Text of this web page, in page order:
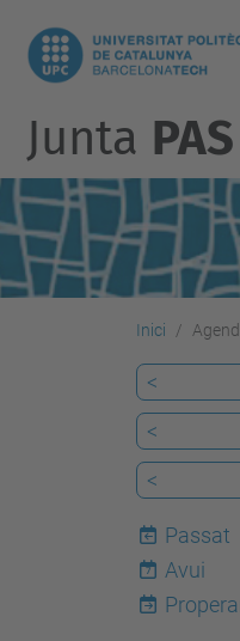
Junta
Inici
<
<
<
Passat
7
Avui